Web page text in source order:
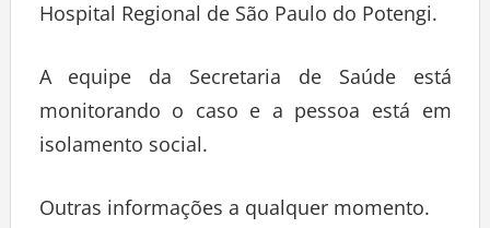
Hospital Regional de São Paulo do Potengi.
A equipe da Secretaria de Saúde está
monitorando o caso e a pessoa está em
isolamento social.
Outras informações a qualquer momento.